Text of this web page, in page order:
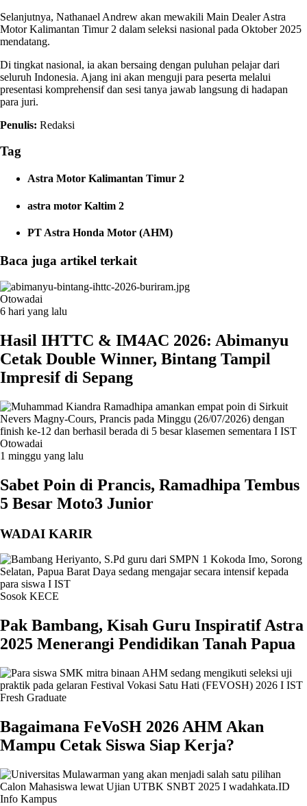
Selanjutnya, Nathanael Andrew akan mewakili Main Dealer Astra
Motor Kalimantan Timur 2 dalam seleksi nasional pada Oktober 2025
mendatang.
Di tingkat nasional, ia akan bersaing dengan puluhan pelajar dari
seluruh Indonesia. Ajang ini akan menguji para peserta melalui
presentasi komprehensif dan sesi tanya jawab langsung di hadapan
para juri.
Penulis: Redaksi
Tag
Astra Motor Kalimantan Timur 2
astra motor Kaltim 2
PT Astra Honda Motor (AHM)
Baca juga artikel terkait
Otowadai
6 hari yang lalu
Hasil IHTTC & IM4AC 2026: Abimanyu
Cetak Double Winner, Bintang Tampil
Impresif di Sepang
Otowadai
1 minggu yang lalu
Sabet Poin di Prancis, Ramadhipa Tembus
5 Besar Moto3 Junior
WADAI KARIR
Sosok KECE
Pak Bambang, Kisah Guru Inspiratif Astra
2025 Menerangi Pendidikan Tanah Papua
Fresh Graduate
Bagaimana FeVoSH 2026 AHM Akan
Mampu Cetak Siswa Siap Kerja?
Info Kampus